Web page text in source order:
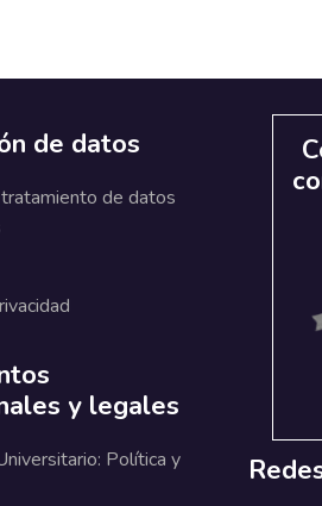
de datos
de datos
y legales
Política y